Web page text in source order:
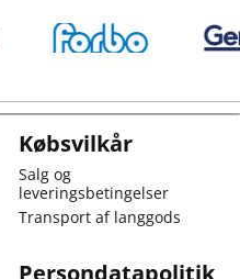
Købsvilkår
Salg og
leveringsbetingelser
Transport af langgods
Persondatapolitik